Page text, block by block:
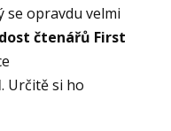
se opravdu velmi
čtenářů First
. Určitě si ho